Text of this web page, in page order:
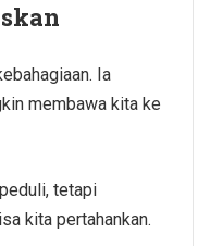
Ia
membawa kita ke
tetapi
kita pertahankan.